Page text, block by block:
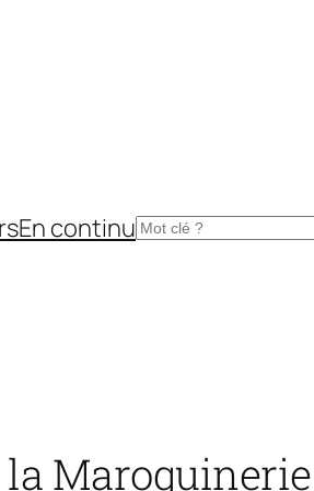
En continuRechercher
Maroquinerie